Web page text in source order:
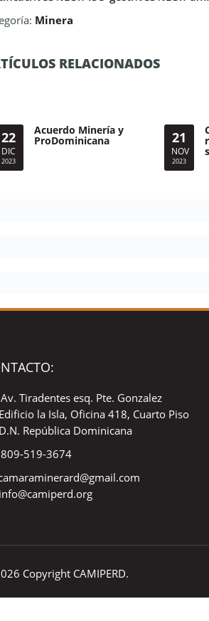
Minera
RELACIONADOS
22
DIC
2023
Acuerdo Minería y
ProDominicana 21
NOV
2023
Av. Tiradentes esq. Pte. Gonzalez
Edificio la Isla, Oficina 418, Cuarto Piso
D.N. República Dominicana
809-519-3674
info@camiperd.org
Copyright CAMIPERD.